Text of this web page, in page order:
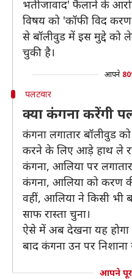
भतीजावाद' फैलाने के
विषय को 'कॉफी विद
से बॉलीवुड में इस मुद्दे को
चुकी है।
आपने
पलटवार
क्या कंगना करेंगी
कंगना लगातार बॉलीवुड
करने के लिए आड़े हाथ ले
कंगना, आलिया पर
कंगना, आलिया को करण
वहीं, आलिया ने किसी भी
साफ रास्ता चुना।
ऐसे में अब देखना यह
बाद कंगना उन पर निशाना
आपने